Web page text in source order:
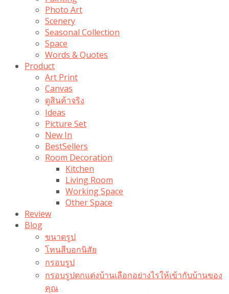
Photo Art
Scenery
Seasonal Collection
Space
Words & Quotes
Product
Art Print
Canvas
ดูสินค้าจริง
Ideas
Picture Set
New In
BestSellers
Room Decoration
Kitchen
Living Room
Working Space
Other Space
Review
Blog
ขนาดรูป
โทนสีบอกนิสัย
กรอบรูป
กรอบรูปตกแต่งบ้านเลือกอย่างไรให้เข้ากับบ้านของ
คุณ